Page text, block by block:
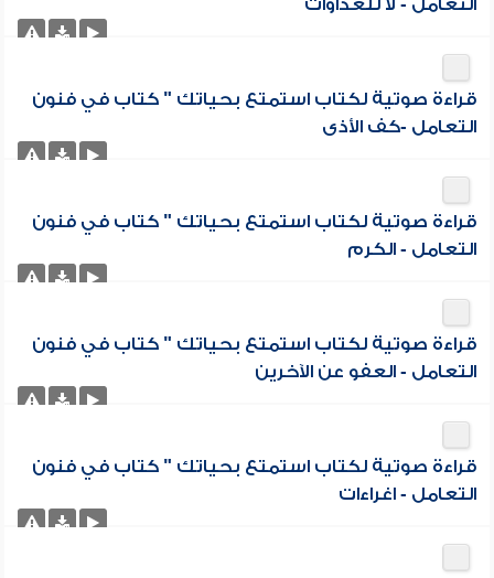
التعامل - لا للعداوات
قراءة صوتية لكتاب استمتع بحياتك " كتاب في فنون
التعامل -كف الأذى
قراءة صوتية لكتاب استمتع بحياتك " كتاب في فنون
التعامل - الكرم
قراءة صوتية لكتاب استمتع بحياتك " كتاب في فنون
التعامل - العفو عن الآخرين
قراءة صوتية لكتاب استمتع بحياتك " كتاب في فنون
التعامل - اغراءات